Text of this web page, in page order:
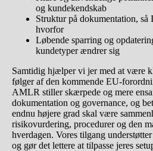
og kundekendskab
Struktur på dokumentation,
hvorfor
Løbende sparring og
kundetyper ændrer sig
Samtidig hjælper vi jer med at være
følger af den kommende
AMLR stiller skærpede og mere
dokumentation og governance, og
endnu højere grad skal være
risikovurdering, procedurer og den
hverdagen. Vores tilgang
og gør det lettere at tilpasse jeres